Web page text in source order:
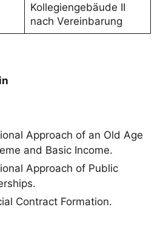
Kollegiengebäude II
nach Vereinbarung
Approach of an Old Age
and Basic Income.
Approach of Public
Contract Formation.